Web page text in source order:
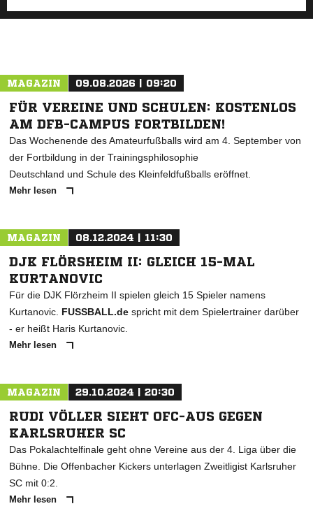
MAGAZIN 09.08.2026 | 09:20
FÜR VEREINE UND SCHULEN: KOSTENLOS
AM DFB-CAMPUS FORTBILDEN!
Das Wochenende des Amateurfußballs wird am 4. September von
der Fortbildung in der Trainingsphilosophie
Deutschland und Schule des Kleinfeldfußballs eröffnet.
Mehr lesen
MAGAZIN 08.12.2024 | 11:30
DJK FLÖRSHEIM II: GLEICH 15-MAL
KURTANOVIC
Für die DJK Flörzheim II spielen gleich 15 Spieler namens
Kurtanovic. FUSSBALL.de spricht mit dem Spielertrainer darüber
- er heißt Haris Kurtanovic.
Mehr lesen
MAGAZIN 29.10.2024 | 20:30
RUDI VÖLLER SIEHT OFC-AUS GEGEN
KARLSRUHER SC
Das Pokalachtelfinale geht ohne Vereine aus der 4. Liga über die
Bühne. Die Offenbacher Kickers unterlagen Zweitligist Karlsruher
SC mit 0:2.
Mehr lesen